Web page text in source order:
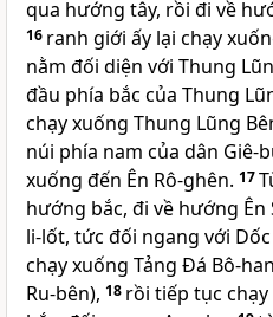
qua hướng tây, rồi đi về
16 ranh giới ấy lại chạy
nằm đối diện với Thung
đầu phía bắc của Thung
chạy xuống Thung Lũng
núi phía nam của dân Giê-
xuống đến Ên Rô-ghên. 17
hướng bắc, đi về hướng Ên
li-lốt, tức đối ngang với
chạy xuống Tảng Ðá Bô-
Ru-bên), 18 rồi tiếp tục